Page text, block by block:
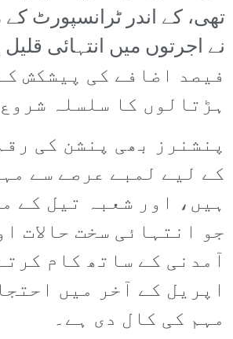
تھی، کے اندر ٹرانسپورٹ
فیصد اضافے کی پیشکش
ہڑتالوں کا سلسلہ
پنشنرز بھی پنشن کی
کے لیے لمبے عرصے سے
ہیں، اور شعبہ تیل کے
جو انتہائی سخت حالات
آمدنی کے ساتھ کام
اپریل کے آخر میں
مہم کی کال دی ہے۔